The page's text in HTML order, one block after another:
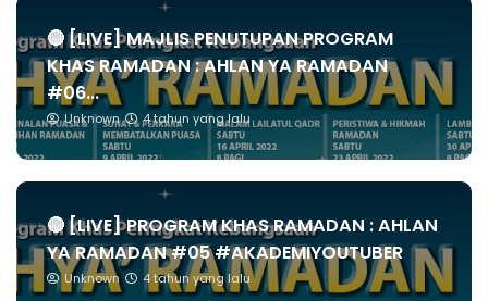
🔴 [LIVE] MAJLIS PENUTUPAN PROGRAM
KHAS RAMADAN : AHLAN YA RAMADAN
#06...
Unknown 4 tahun yang lalu
🔴 [LIVE] PROGRAM KHAS RAMADAN : AHLAN
YA RAMADAN #05 #AKADEMIYOUTUBER
Unknown 4 tahun yang lalu